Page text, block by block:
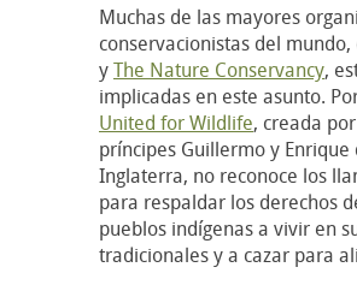
Muchas de las mayores
conservacionistas del mundo,
yThe Nature Conservancy,
implicadas en este asunto.
United for Wildlife, creada
príncipes Guillermo y Enrique
Inglaterra, no reconoce los
para respaldar los derechos
pueblos indígenas a vivir en
tradicionales y a cazar para